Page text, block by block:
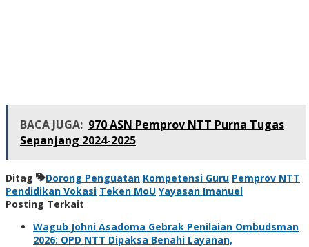
BACA JUGA: 970 ASN Pemprov NTT Purna Tugas
Sepanjang 2024-2025
Ditag Dorong Penguatan Kompetensi Guru Pemprov NTT
Pendidikan Vokasi Teken MoU Yayasan Imanuel
Posting Terkait
Wagub Johni Asadoma Gebrak Penilaian Ombudsman
2026: OPD NTT Dipaksa Benahi Layanan,